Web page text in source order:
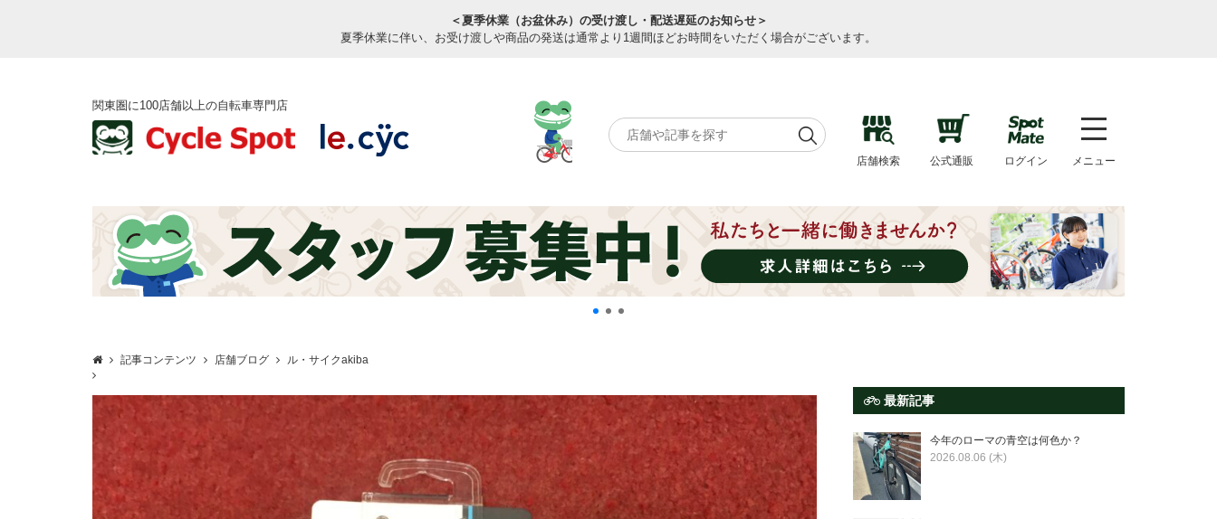
＜夏季休業（お盆休み）の受け渡し・配送遅延のお知らせ＞
夏季休業に伴い、お受け渡しや商品の発送は通常より1週間ほどお時間をいただく場合がございます。
関東圏に100店舗以上の自転車専門店
店舗検索 公式通販 ログイン メニュー
記事コンテンツ 店舗ブログ ル・サイクakiba
最新記事
今年のローマの青空は何色か？
2026.08.06 (木)